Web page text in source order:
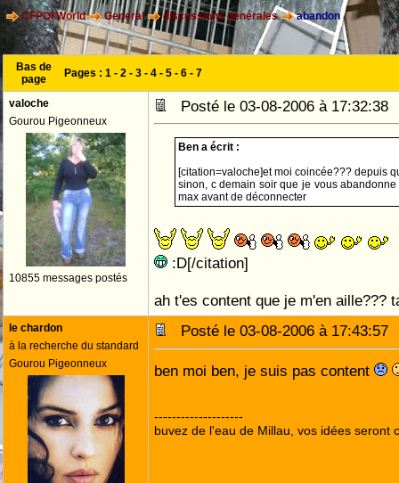
CFPOI World General discussions générales abandon
Bas de
page
Pages : 1 - 2 - 3 - 4 - 5 - 6 - 7
valoche
Gourou Pigeonneux
10855 messages postés
Posté le 03-08-2006 à
Ben a écrit :
[citation=valoche]et moi coincée??? depuis
sinon,
max avant de déconnecter
:D[/citation]
ah t'es content que je m'en aille???
le chardon
à la recherche du standard
Gourou Pigeonneux
Posté le 03-08-2006 à
ben moi ben, je suis pas content
--------------------
buvez de l'eau de Millau, vos idées seront